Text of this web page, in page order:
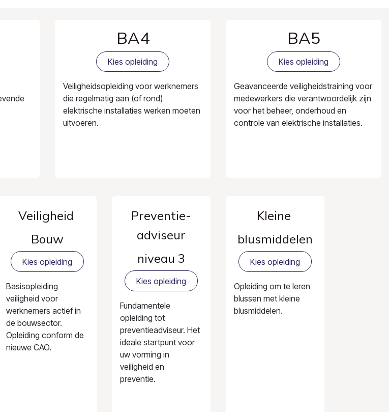
BA4
Kies opleiding
Veiligheidsopleiding voor werknemers
die regelmatig aan (of rond)
elektrische installaties werken moeten
uitvoeren.
BA5
Kies opleiding
Geavanceerde veiligheidstraining voor
medewerkers die verantwoordelijk zijn
voor het beheer, onderhoud en
controle van elektrische installaties.
Veiligheid
Bouw
Kies opleiding
Basisopleiding
veiligheid voor
werknemers actief in
de bouwsector.
Opleiding conform de
nieuwe CAO.
Preventie-
adviseur
niveau 3
Kies opleiding
Fundamentele
opleiding tot
preventieadviseur. Het
ideale startpunt voor
uw vorming in
veiligheid en
preventie.
Kleine
blusmiddelen
Kies opleiding
Opleiding om te leren
blussen met kleine
blusmiddelen.